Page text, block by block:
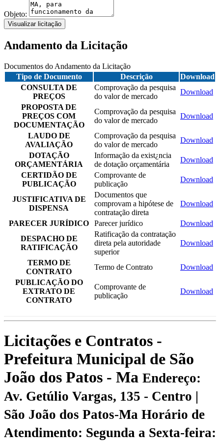
Objeto:
Visualizar licitação
Andamento da Licitação
Documentos do Andamento da Licitação
Tipo de Documento
Descrição
Download
CONSULTA DE
PREÇOS
Comprovação da pesquisa
do valor de mercado
Download
PROPOSTA DE
PREÇOS COM
DOCUMENTAÇÃO
Comprovação da pesquisa
do valor de mercado
Download
LAUDO DE
AVALIAÇÃO
Comprovação da pesquisa
do valor de mercado
Download
DOTAÇÃO
ORÇAMENTÁRIA
Informação da exist¿ncia
de dotação orçamentária
Download
CERTIDÃO DE
PUBLICAÇÃO
Comprovante de
publicação
Download
JUSTIFICATIVA DE
DISPENSA
Documentos que
comprovam a hipótese de
contratação direta
Download
PARECER JURÍDICO Parecer jurídico
Download
DESPACHO DE
RATIFICAÇÃO
Ratificação da contratação
direta pela autoridade
superior
Download
TERMO DE
CONTRATO
Termo de Contrato
Download
PUBLICAÇÃO DO
EXTRATO DE
CONTRATO
Comprovante de
publicação
Download
Licitações e Contratos -
Prefeitura Municipal de São
João dos Patos - Ma Endereço:
Av. Getúlio Vargas, 135 - Centro |
São João dos Patos-Ma Horário de
Atendimento: Segunda a Sexta-feira: